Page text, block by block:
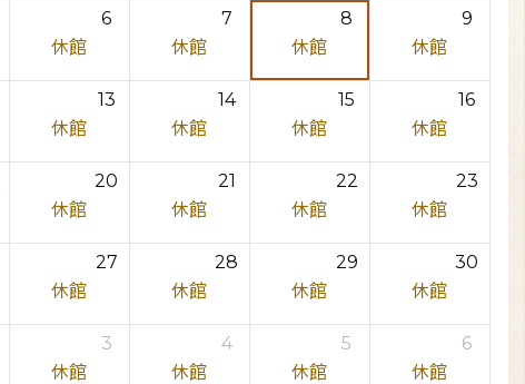
6
休館
7
休館
8
休館
9
休館
13
休館
14
休館
15
休館
16
休館
20
休館
21
休館
22
休館
23
休館
27
休館
28
休館
29
休館
30
休館
3
休館
4
休館
5
休館
6
休館